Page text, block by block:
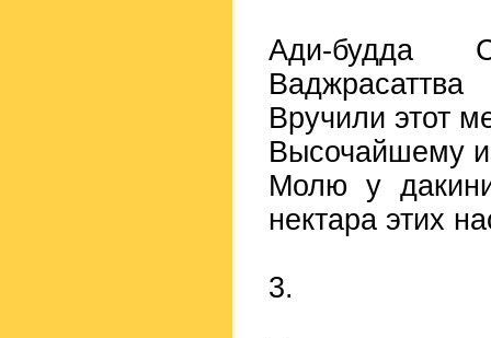
Ади-будда
Ваджрасаттва
Вручили этот
Высочайшему
Молю у
нектара этих
3.